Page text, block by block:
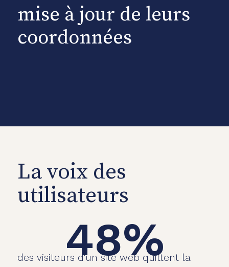
mise à jour de leurs
coordonnées
La voix des
utilisateurs
48%
des visiteurs d'un site web quittent la